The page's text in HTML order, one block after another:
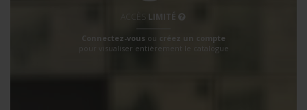
LIMITÉ
Connectez-vous ou créez un compte
pour visualiser entièrement le catalogue